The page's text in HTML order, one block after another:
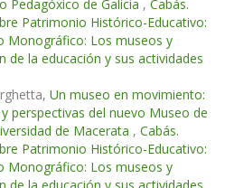
Pedagóxico de Galicia , Cabás.
Patrimonio Histórico-Educativo:
Monográfico: Los museos y
de la educación y sus actividades
Un museo en movimiento:
perspectivas del nuevo Museo de
de Macerata , Cabás.
Patrimonio Histórico-Educativo:
Monográfico: Los museos y